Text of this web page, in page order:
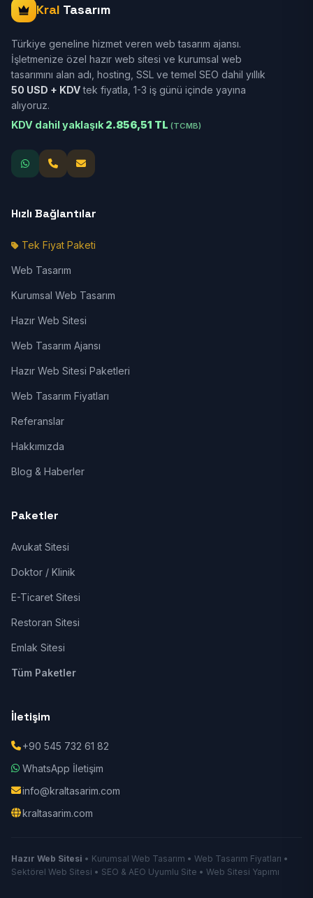
Kral Tasarım
Türkiye geneline hizmet veren web tasarım ajansı.
İşletmenize özel hazır web sitesi ve kurumsal web
tasarımını alan adı, hosting, SSL ve temel SEO dahil yıllık
50 USD + KDVtek fiyatla, 1-3 iş günü içinde yayına
alıyoruz.
KDV dahil yaklaşık 2.856,51 TL (TCMB)
Hızlı Bağlantılar
Tek Fiyat Paketi
Web Tasarım
Kurumsal Web Tasarım
Hazır Web Sitesi
Web Tasarım Ajansı
Hazır Web Sitesi Paketleri
Web Tasarım Fiyatları
Referanslar
Hakkımızda
Blog & Haberler
Paketler
Avukat Sitesi
Doktor / Klinik
E-Ticaret Sitesi
Restoran Sitesi
Emlak Sitesi
Tüm Paketler
İletişim
+90 545 732 61 82
WhatsApp İletişim
info@kraltasarim.com
kraltasarim.com
Hazır Web Sitesi • Kurumsal Web Tasarım • Web Tasarım Fiyatları •
Sektörel Web Sitesi • SEO & AEO Uyumlu Site • Web Sitesi Yapımı